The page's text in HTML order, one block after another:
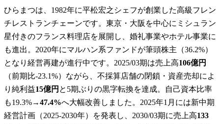
ひらまつは、1982年に平松宏之シェフが創業した高級フレン
チレストランチェーンです。東京・大阪を中心にミシュラン
星付きのフランス料理店を展開し、婚礼事業やホテル事業に
も進出。2020年にマルハン系ファンドが筆頭株主（36.2%）
となり経営再建が進行中です。2025/03期は売上高106億円
（前期比-23.1%）ながら、不採算店舗の閉鎖・資産売却によ
り純利益15億円 と5期ぶりの黒字転換を達成。自己資本比率
も19.3%→47.4%へ大幅改善しました。2025年1月には新中期
経営計画（2025-2030年）を発表し、2030/03期に売上高133